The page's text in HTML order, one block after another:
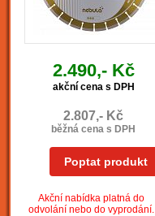
2.490,- Kč
akční cena s DPH
2.807,- Kč
běžná cena s DPH
Poptat produkt
Akční nabídka platná do
odvolání nebo do vyprodání.